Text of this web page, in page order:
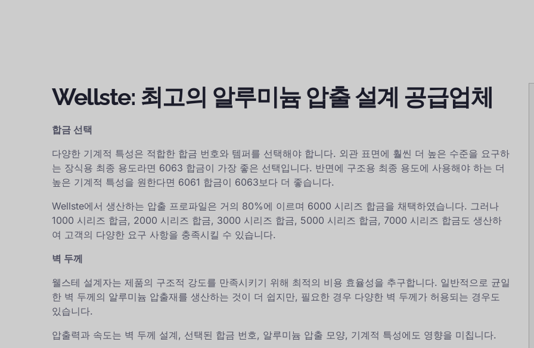
Wellste: 최고의 알루미늄 압출 설계 공급업체
합금 선택
다양한 기계적 특성은 적합한 합금 번호와 템퍼를 선택해야 합니다. 외관 표면에 훨씬 더 높은 수준을 요구하
는 장식용 최종 용도라면 6063 합금이 가장 좋은 선택입니다. 반면에 구조용 최종 용도에 사용해야 하는 더
높은 기계적 특성을 원한다면 6061 합금이 6063보다 더 좋습니다.
Wellste에서 생산하는 압출 프로파일은 거의 80%에 이르며 6000 시리즈 합금을 채택하였습니다. 그러나
1000 시리즈 합금, 2000 시리즈 합금, 3000 시리즈 합금, 5000 시리즈 합금, 7000 시리즈 합금도 생산하
여 고객의 다양한 요구 사항을 충족시킬 수 있습니다.
벽 두께
웰스테 설계자는 제품의 구조적 강도를 만족시키기 위해 최적의 비용 효율성을 추구합니다. 일반적으로 균일
한 벽 두께의 알루미늄 압출재를 생산하는 것이 더 쉽지만, 필요한 경우 다양한 벽 두께가 허용되는 경우도
있습니다.
압출력과 속도는 벽 두께 설계, 선택된 합금 번호, 알루미늄 압출 모양, 기계적 특성에도 영향을 미칩니다.